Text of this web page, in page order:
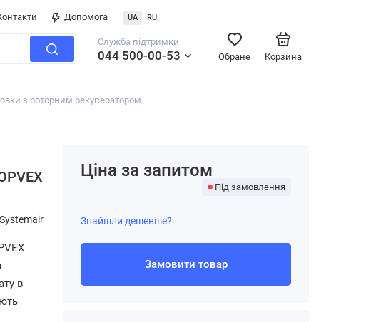
Допомога UA RU
Служба підтримки
044 500-00-53 Корзина
Обране
з роторним рекуператором
Systemair
в
Ціна за запитом
Під замовлення
Знайшли дешевше?
Замовити товар